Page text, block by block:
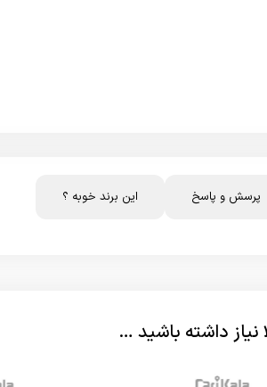
پرسش و پاسخ این برند خوبه ؟
نیاز داشته باشید …